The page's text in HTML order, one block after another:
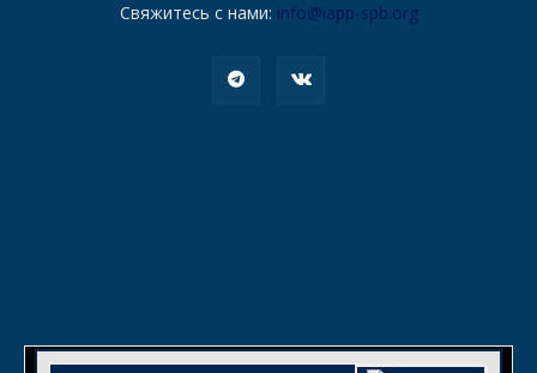
Свяжитесь с нами: info@iapp-spb.org